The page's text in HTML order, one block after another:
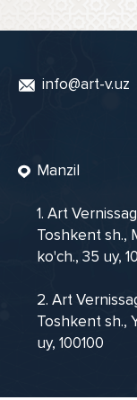
info@art-v.uz
Manzil
1. Art
Toshkent sh.,
ko'ch., 35 uy,
2. Art
Toshkent sh.,
uy, 100100